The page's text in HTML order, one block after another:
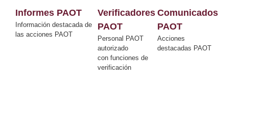
Informes PAOT
Información destacada de
las acciones PAOT
Verificadores
PAOT
Personal PAOT
autorizado
con funciones de
verificación
Comunicados
PAOT
Acciones
destacadas PAOT